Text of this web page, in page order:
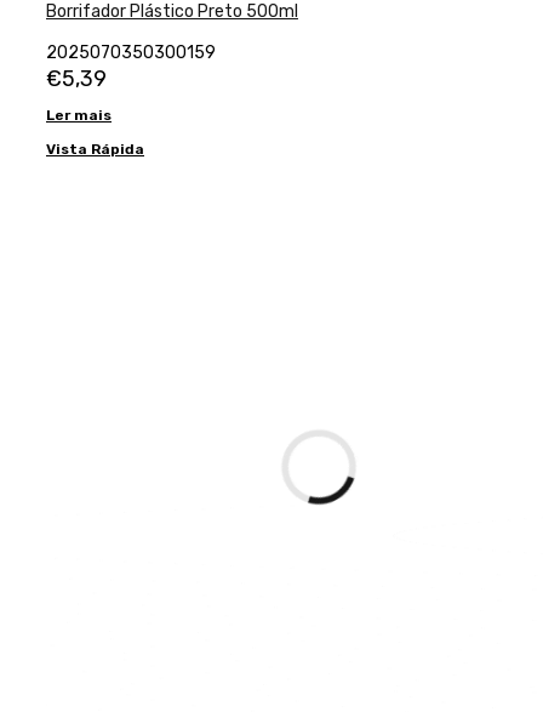
Borrifador Plástico Preto 500ml
2025070350300159
€5,39
Ler mais
Vista Rápida